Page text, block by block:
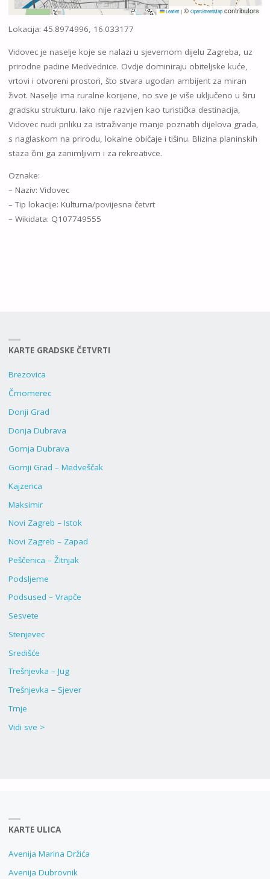
Leaflet |© OpenStreetMapcontributors
Lokacija: 45.8974996, 16.033177
Vidovec je naselje koje se nalazi u sjevernom dijelu Zagreba, uz
prirodne padine Medvednice. Ovdje dominiraju obiteljske kuće,
vrtovi i otvoreni prostori, što stvara ugodan ambijent za miran
život. Naselje ima ruralne korijene, no sve je više uključeno u širu
gradsku strukturu. Iako nije razvijen kao turistička destinacija,
Vidovec nudi priliku za istraživanje manje poznatih dijelova grada,
s naglaskom na prirodu, lokalne običaje i tišinu. Blizina planinskih
staza čini ga zanimljivim i za rekreativce.
Oznake:
– Naziv: Vidovec
– Tip lokacije: Kulturna/povijesna četvrt
– Wikidata: Q107749555
KARTE GRADSKE ČETVRTI
Brezovica
Črnomerec
Donji Grad
Donja Dubrava
Gornja Dubrava
Gornji Grad – Medveščak
Kajzerica
Maksimir
Novi Zagreb – Istok
Novi Zagreb – Zapad
Peščenica – Žitnjak
Podsljeme
Podsused – Vrapče
Sesvete
Stenjevec
Središće
Trešnjevka – Jug
Trešnjevka – Sjever
Trnje
Vidi sve >
KARTE ULICA
Avenija Marina Držića
Avenija Dubrovnik